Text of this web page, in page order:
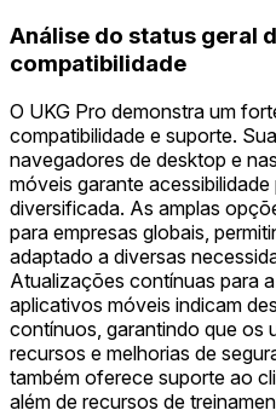
Análise do status geral
compatibilidade
O UKG Pro demonstra um
compatibilidade e suporte.
navegadores de desktop e
móveis garante
diversificada. As amplas
para empresas globais,
adaptado a diversas
Atualizações contínuas para
aplicativos móveis indicam
contínuos, garantindo que os
recursos e melhorias de
também oferece suporte ao
além de recursos de